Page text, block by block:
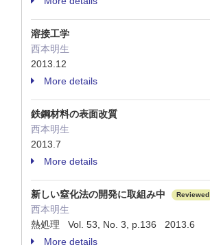
溶接工学
西本明生
2013.12
More details
鉄鋼材料の表面改質
西本明生
2013.7
More details
新しい窒化法の開発に取組み中 Reviewed
西本明生
熱処理 Vol. 53, No. 3, p.136 2013.6
More details